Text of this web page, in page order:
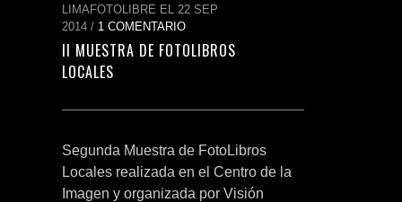
LIMAFOTOLIBRE EL 22 SEP
2014 / 1 COMENTARIO
II MUESTRA DE FOTOLIBROS
LOCALES
Segunda Muestra de FotoLibros
Locales realizada en el Centro de la
Imagen y organizada por Visión